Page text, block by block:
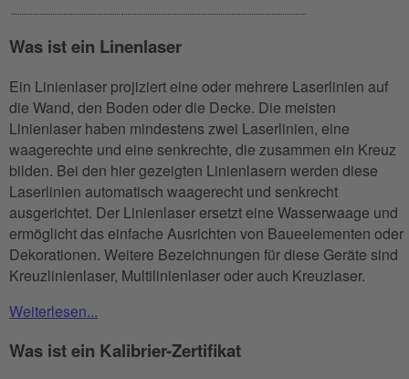
Was ist ein Linenlaser
Ein Linienlaser projiziert eine oder mehrere Laserlinien auf
die Wand, den Boden oder die Decke. Die meisten
Linienlaser haben mindestens zwei Laserlinien, eine
waagerechte und eine senkrechte, die zusammen ein Kreuz
bilden. Bei den hier gezeigten Linienlasern werden diese
Laserlinien automatisch waagerecht und senkrecht
ausgerichtet. Der Linienlaser ersetzt eine Wasserwaage und
ermöglicht das einfache Ausrichten von Baueelementen oder
Dekorationen. Weitere Bezeichnungen für diese Geräte sind
Kreuzlinienlaser, Multilinienlaser oder auch Kreuzlaser.
Weiterlesen...
Was ist ein Kalibrier-Zertifikat